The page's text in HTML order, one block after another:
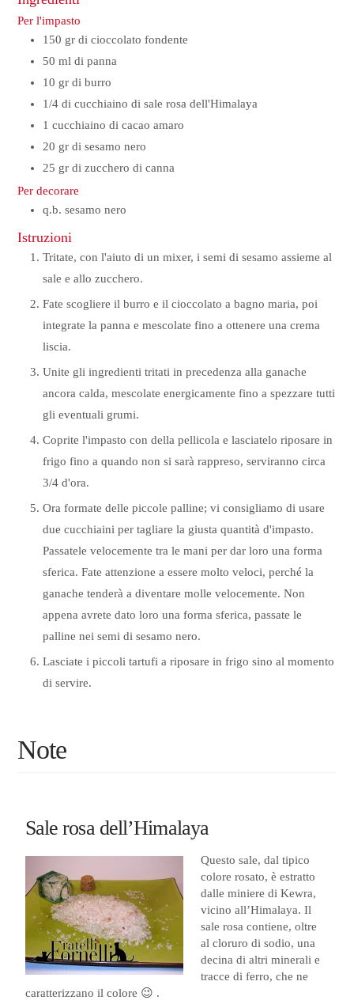
Per l'impasto
150 gr di cioccolato fondente
50 ml di panna
10 gr di burro
1/4 di cucchiaino di sale rosa dell'Himalaya
1 cucchiaino di cacao amaro
20 gr di sesamo nero
25 gr di zucchero di canna
Per decorare
q.b. sesamo nero
Istruzioni
Tritate, con l'aiuto di un mixer, i semi di sesamo assieme al
sale e allo zucchero.
Fate scogliere il burro e il cioccolato a bagno maria, poi
integrate la panna e mescolate fino a ottenere una crema
liscia.
Unite gli ingredienti tritati in precedenza alla ganache
ancora calda, mescolate energicamente fino a spezzare tutti
gli eventuali grumi.
Coprite l'impasto con della pellicola e lasciatelo riposare in
frigo fino a quando non si sarà rappreso, serviranno circa
3/4 d'ora.
Ora formate delle piccole palline; vi consigliamo di usare
due cucchiaini per tagliare la giusta quantità d'impasto.
Passatele velocemente tra le mani per dar loro una forma
sferica. Fate attenzione a essere molto veloci, perché la
ganache tenderà a diventare molle velocemente. Non
appena avrete dato loro una forma sferica, passate le
palline nei semi di sesamo nero.
Lasciate i piccoli tartufi a riposare in frigo sino al momento
di servire.
Note
Sale rosa dell’Himalaya
Questo sale, dal tipico
colore rosato, è estratto
dalle miniere di Kewra,
vicino all’Himalaya. Il
sale rosa contiene, oltre
al cloruro di sodio, una
decina di altri minerali e
tracce di ferro, che ne
caratterizzano il colore 😉 .